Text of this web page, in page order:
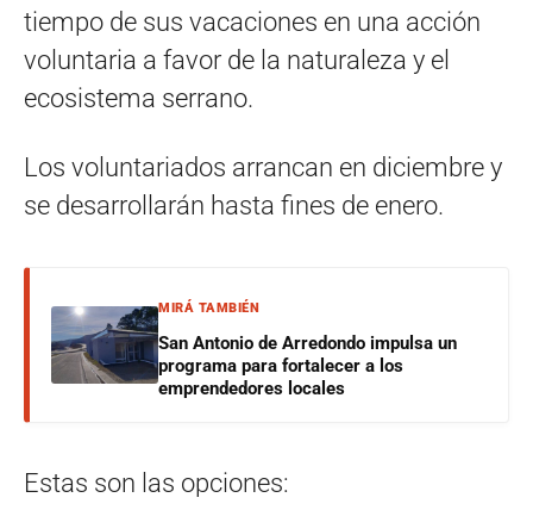
tiempo de sus vacaciones en una acción
voluntaria a favor de la naturaleza y el
ecosistema serrano.
Los voluntariados arrancan en diciembre y
se desarrollarán hasta fines de enero.
MIRÁ TAMBIÉN
San Antonio de Arredondo impulsa un
programa para fortalecer a los
emprendedores locales
Estas son las opciones: